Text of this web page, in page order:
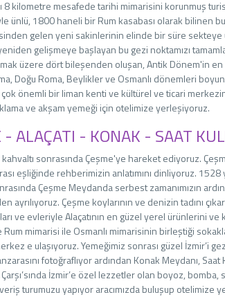
8 kilometre mesafede tarihi mimarisini korunmuş
ünlü, 1800 haneli bir Rum kasabası olarak bilinen
gelen yeni sakinlerinin elinde bir süre sekteye
gelişmeye başlayan bu gezi noktamızı
üzere dört bileşenden oluşan, Antik Dönem'in
Doğu Roma, Beylikler ve Osmanlı dönemleri
önemli bir liman kenti ve kültürel ve ticari
ve akşam yemeği için otelimize yerleşiyoruz.
ALAÇATI - KONAK - SAAT
kahvaltı sonrasında Çeşme'ye hareket ediyoruz.
eşliğinde rehberimizin anlatımını dinliyoruz. 1528
Çeşme Meydanda serbest zamanımızın
Çeşme koylarının ve denizin tadını
ve evleriyle Alaçatının en güzel yerel ürünlerini
Rum mimarisi ile Osmanlı mimarisinin birleştiği
e ulaşıyoruz. Yemeğimiz sonrası güzel İzmir’i
fotoğraflıyor ardından Konak Meydanı, Saat
Çarşı’sında İzmir’e özel lezzetler olan boyoz,
turumuzu yapıyor aracımızda buluşup otelimize